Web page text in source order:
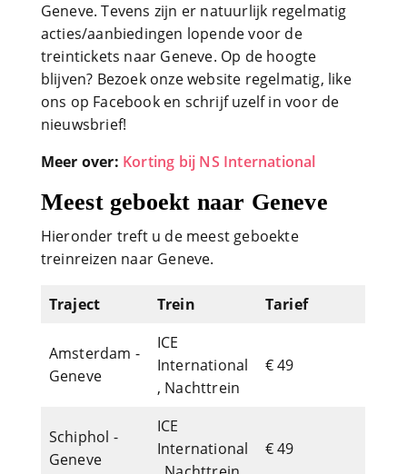
Geneve. Tevens zijn er natuurlijk regelmatig
acties/aanbiedingen lopende voor de
treintickets naar Geneve. Op de hoogte
blijven? Bezoek onze website regelmatig, like
ons op Facebook en schrijf uzelf in voor de
nieuwsbrief!
Meer over: Korting bij NS International
Meest geboekt naar Geneve
Hieronder treft u de meest geboekte
treinreizen naar Geneve.
Traject Trein Tarief
Amsterdam -
Geneve
ICE
International
, Nachttrein
€ 49
Schiphol -
Geneve
ICE
International
€ 49